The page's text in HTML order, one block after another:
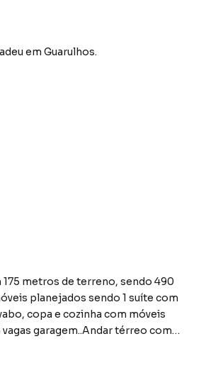
em Guarulhos.
metros de terreno, sendo 490
planejados sendo 1 suíte com
com